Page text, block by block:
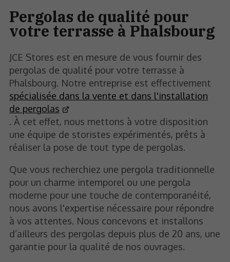
Pergolas de qualité pour
votre terrasse à Phalsbourg
JCE Stores est en mesure de vous fournir des
pergolas de qualité pour votre terrasse à
Phalsbourg. Notre entreprise est effectivement
spécialisée dans la vente et dans l'installation
de pergolas
. À cet effet, nous mettons à votre disposition
une équipe de storistes expérimentés, prêts à
réaliser la pose de tout type de pergolas.
Que vous recherchiez une pergola traditionnelle
pour un charme intemporel ou une pergola
moderne pour une touche de contemporanéité,
nous avons l'expertise nécessaire pour répondre
à vos attentes. Nous concevons et installons
d’ailleurs des pergolas depuis plus de 20 ans, une
garantie pour la qualité de nos ouvrages.